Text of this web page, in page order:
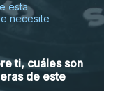
esta
necesite
ti, cuáles son
de este